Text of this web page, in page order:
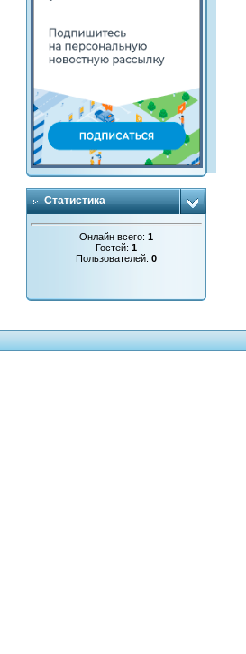
Статистика
Онлайн всего:1
Гостей:1
Пользователей:0